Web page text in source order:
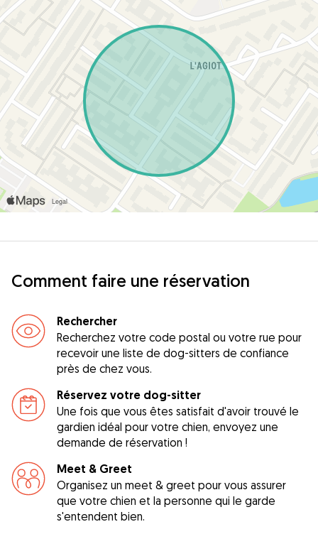
Comment faire une réservation
Rechercher
Recherchez votre code postal ou votre rue pour
recevoir une liste de dog-sitters de confiance
près de chez vous.
Réservez votre dog-sitter
Une fois que vous êtes satisfait d'avoir trouvé le
gardien idéal pour votre chien, envoyez une
demande de réservation !
Meet & Greet
Organisez un meet & greet pour vous assurer
que votre chien et la personne qui le garde
s'entendent bien.